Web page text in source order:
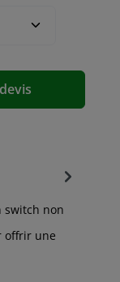
switch non
offrir une